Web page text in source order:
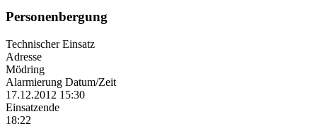
Personenbergung
Technischer Einsatz
Adresse
Mödring
Alarmierung Datum/Zeit
17.12.2012 15:30
Einsatzende
18:22